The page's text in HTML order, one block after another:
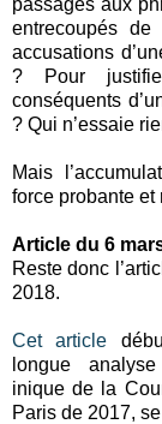
entrecoupés
accusations
? Pour
conséquents
? Qui n’essaie
Mais
force probante et
Article du 6
Reste donc
2018.
Cet article
longue
inique de la
Paris de 2017,